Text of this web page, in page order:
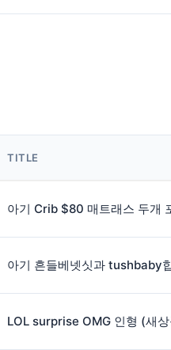
TITLE
아기 Crib $80 매트래스 두개
아기 흔들베넷싯과 tushbaby
LOL surprise OMG 인형 (새